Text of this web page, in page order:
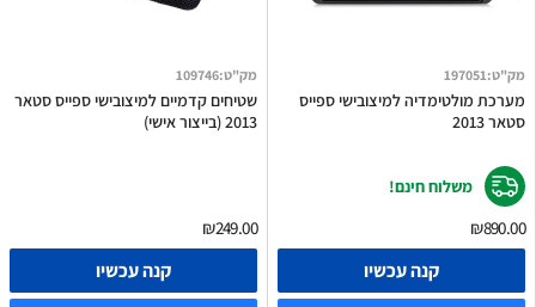
מק"ט:
109746
שטיחים קדמיים למיצובישי ספייס סטאר
2013 (בייצור אישי)
₪249.00
קנה עכשיו
מק"ט:
197051
מערכת מולטימדיה למיצובישי ספייס
סטאר 2013
משלוח חינם!
₪890.00
קנה עכשיו